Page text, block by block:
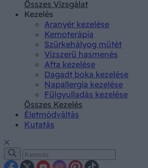
Összes Vizsgálat
Kezelés
Aranyér kezelése
Kemoterápia
Szürkehályog műtét
Vízszerű hasmenés
Afta kezelése
Dagadt boka kezelése
Napallergia kezelése
Fülgyulladás kezelése
Összes Kezelés
Életmódváltás
Kutatás